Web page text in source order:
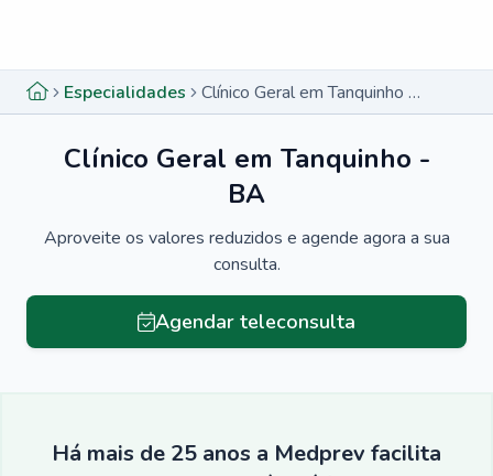
Especialidades Clínico Geral em Tanquinho - BA
Clínico Geral em Tanquinho -
BA
Aproveite os valores reduzidos e agende agora a sua
consulta.
Agendar teleconsulta
Há mais de 25 anos a Medprev facilita